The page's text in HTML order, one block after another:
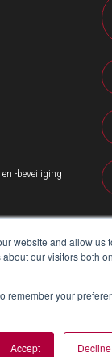
website and allow us
our visitors both on
remember your
Accept Decline
-beveiliging
MODERNE SLAVERNIJWET